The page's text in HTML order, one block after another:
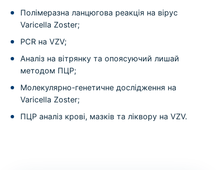
Полімеразна ланцюгова реакція на вірус
Varicella Zoster;
PCR на VZV;
Аналіз на вітрянку та опоясуючий лишай
методом ПЦР;
Молекулярно-генетичне дослідження на
Varicella Zoster;
ПЦР аналіз крові, мазків та ліквору на VZV.